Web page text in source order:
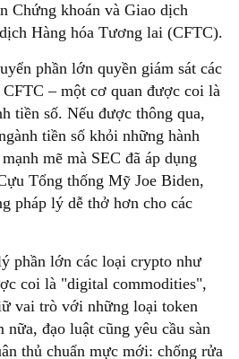
Chứng khoán và Giao dịch
Hàng hóa Tương lai (CFTC).
phần lớn quyền giám sát các
CFTC – một cơ quan được coi là
tiền số. Nếu được thông qua,
tiền số khỏi những hành
mẽ mà SEC đã áp dụng
Tổng thống Mỹ Joe Biden,
pháp lý dễ thở hơn cho các
phần lớn các loại crypto như
coi là "digital commodities",
vai trò với những loại token
đạo luật cũng yêu cầu sàn
thủ chuẩn mực mới: chống rửa